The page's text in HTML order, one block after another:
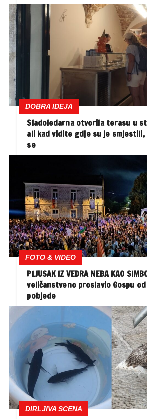
DOBRA IDEJA
Sladoledarna otvorila terasu u
ali kad vidite gdje su je
se
FOTO & VIDEO
PLJUSAK IZ VEDRA NEBA KAO
veličanstveno proslavio Gospu
pobjede
DIRLJIVA SCENA